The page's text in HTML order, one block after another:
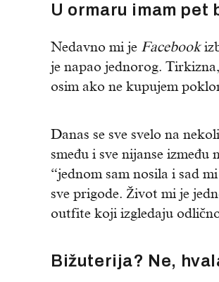
U ormaru imam pet
Nedavno mi je Facebook
je napao jednorog.
osim ako ne kupujem
Danas se sve svelo na
smeđu i sve nijanse
“jednom sam nosila i sad
sve prigode. Život mi je
outfite koji izgledaju
Bižuterija? Ne,